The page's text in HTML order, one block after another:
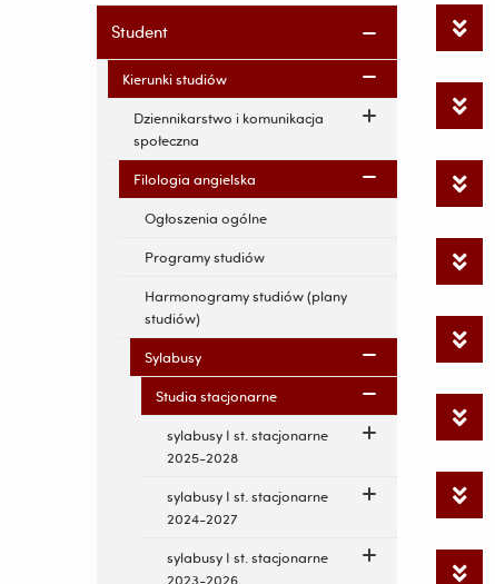
Student
Kierunki studiów
Dziennikarstwo i komunikacja
społeczna
Filologia angielska
Ogłoszenia ogólne
Programy studiów
Harmonogramy studiów (plany
studiów)
Sylabusy
Studia stacjonarne
sylabusy I st. stacjonarne
2025-2028
sylabusy I st. stacjonarne
2024-2027
sylabusy I st. stacjonarne
2023-2026